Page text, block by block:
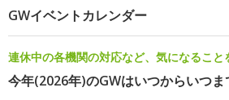
GWイベントカレンダー
連休中の各機関の対応など、気になること
今年(2026年)のGWはいつからいつま